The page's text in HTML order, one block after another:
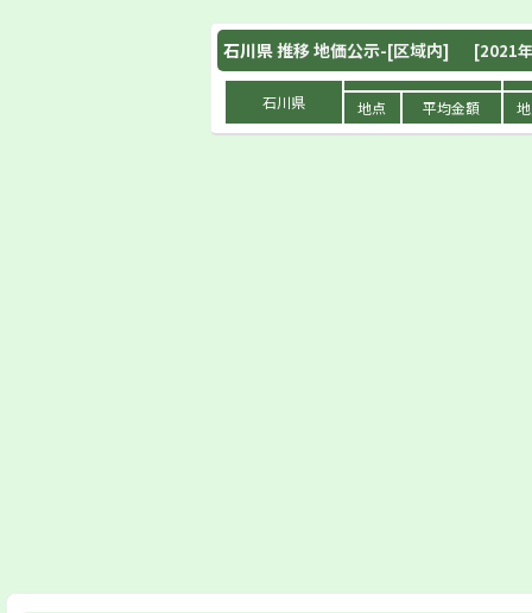
石川県推移 地価公示-[区域内] [2021
石川県 地点 平均金額